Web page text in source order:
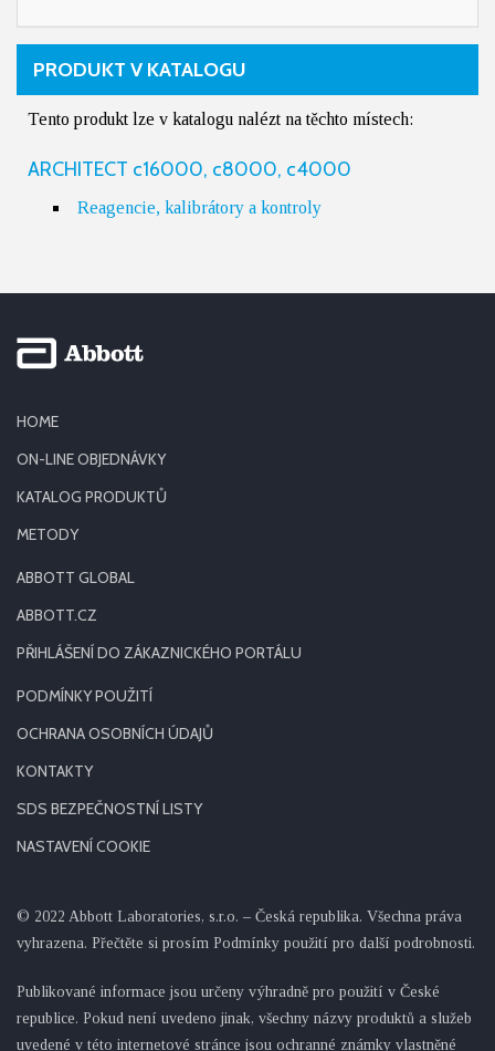
PRODUKT V KATALOGU
Tento produkt lze v katalogu nalézt na těchto místech:
ARCHITECT c16000, c8000, c4000
Reagencie, kalibrátory a kontroly
HOME
ON-LINE OBJEDNÁVKY
KATALOG PRODUKTŮ
METODY
ABBOTT GLOBAL
ABBOTT.CZ
PŘIHLÁŠENÍ DO ZÁKAZNICKÉHO PORTÁLU
PODMÍNKY POUŽITÍ
OCHRANA OSOBNÍCH ÚDAJŮ
KONTAKTY
SDS BEZPEČNOSTNÍ LISTY
NASTAVENÍ COOKIE
© 2022 Abbott Laboratories, s.r.o. – Česká republika. Všechna práva
vyhrazena. Přečtěte si prosím Podmínky použití pro další podrobnosti.
Publikované informace jsou určeny výhradně pro použití v České
republice. Pokud není uvedeno jinak, všechny názvy produktů a služeb
uvedené v této internetové stránce jsou ochranné známky vlastněné